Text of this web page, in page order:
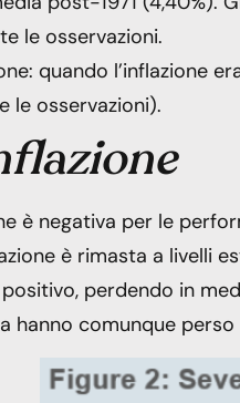
le osservazioni.
quando l’inflazione
le osservazioni).
è negativa per le
è rimasta a livelli
perdendo in
hanno comunque perso